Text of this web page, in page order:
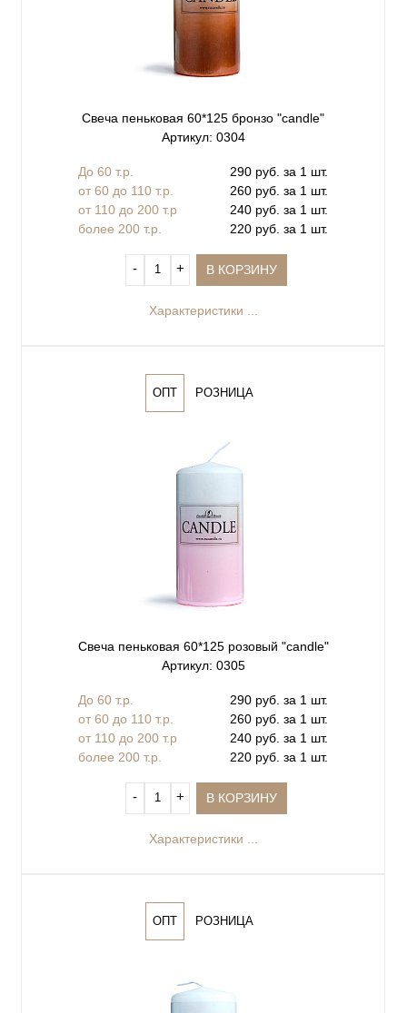
Свеча пеньковая 60*125 бронзо "сandle"
Артикул: 0304
До 60 т.р.
290 руб. за 1 шт.
от 60 до 110 т.р.
260 руб. за 1 шт.
от 110 до 200 т.р
240 руб. за 1 шт.
более 200 т.р.
220 руб. за 1 шт.
‐ + В КОРЗИНУ
Характеристики ...
ОПТ РОЗНИЦА
Свеча пеньковая 60*125 розовый "сandle"
Артикул: 0305
До 60 т.р.
290 руб. за 1 шт.
от 60 до 110 т.р.
260 руб. за 1 шт.
от 110 до 200 т.р
240 руб. за 1 шт.
более 200 т.р.
220 руб. за 1 шт.
‐ + В КОРЗИНУ
Характеристики ...
ОПТ РОЗНИЦА